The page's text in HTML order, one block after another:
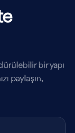
bir yapı
paylaşın,